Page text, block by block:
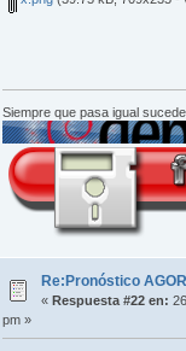
Siempre que pasa igual
Re:Pronóstico
« Respuesta #22 en:
pm »